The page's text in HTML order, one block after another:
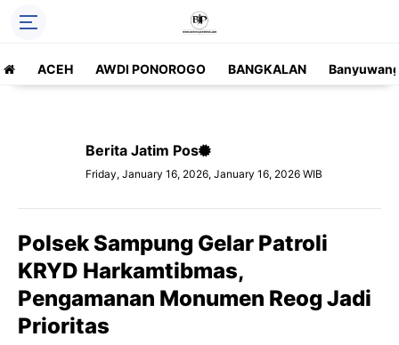
ACEH AWDI PONOROGO BANGKALAN
Berita Jatim Pos
Friday, January 16, 2026, January 16, 2026 WIB
Polsek Sampung Gelar Patroli
KRYD Harkamtibmas,
Pengamanan Monumen Reog Jadi
Prioritas